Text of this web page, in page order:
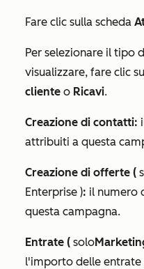
Fare clic sulla scheda
Per selezionare il tipo
visualizzare, fare clic su
cliente o Ricavi.
Creazione di contatti:
attribuiti a questa
Creazione di offerte (
Enterprise ): il numero
questa campagna.
Entrate ( solo
l'importo delle